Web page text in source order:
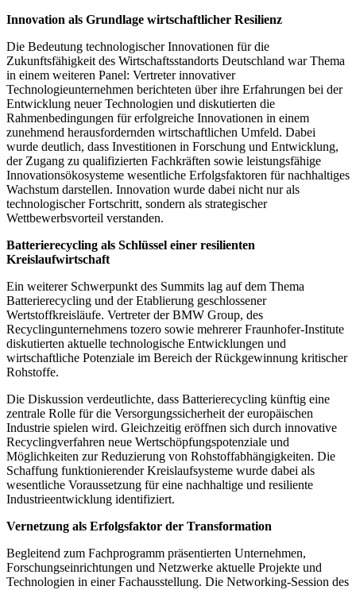
Innovation als Grundlage wirtschaftlicher Resilienz
Die Bedeutung technologischer Innovationen für die
Zukunftsfähigkeit des Wirtschaftsstandorts Deutschland war Thema
in einem weiteren Panel: Vertreter innovativer
Technologieunternehmen berichteten über ihre Erfahrungen bei der
Entwicklung neuer Technologien und diskutierten die
Rahmenbedingungen für erfolgreiche Innovationen in einem
zunehmend herausfordernden wirtschaftlichen Umfeld. Dabei
wurde deutlich, dass Investitionen in Forschung und Entwicklung,
der Zugang zu qualifizierten Fachkräften sowie leistungsfähige
Innovationsökosysteme wesentliche Erfolgsfaktoren für nachhaltiges
Wachstum darstellen. Innovation wurde dabei nicht nur als
technologischer Fortschritt, sondern als strategischer
Wettbewerbsvorteil verstanden.
Batterierecycling als Schlüssel einer resilienten
Kreislaufwirtschaft
Ein weiterer Schwerpunkt des Summits lag auf dem Thema
Batterierecycling und der Etablierung geschlossener
Wertstoffkreisläufe. Vertreter der BMW Group, des
Recyclingunternehmens tozero sowie mehrerer Fraunhofer-Institute
diskutierten aktuelle technologische Entwicklungen und
wirtschaftliche Potenziale im Bereich der Rückgewinnung kritischer
Rohstoffe.
Die Diskussion verdeutlichte, dass Batterierecycling künftig eine
zentrale Rolle für die Versorgungssicherheit der europäischen
Industrie spielen wird. Gleichzeitig eröffnen sich durch innovative
Recyclingverfahren neue Wertschöpfungspotenziale und
Möglichkeiten zur Reduzierung von Rohstoffabhängigkeiten. Die
Schaffung funktionierender Kreislaufsysteme wurde dabei als
wesentliche Voraussetzung für eine nachhaltige und resiliente
Industrieentwicklung identifiziert.
Vernetzung als Erfolgsfaktor der Transformation
Begleitend zum Fachprogramm präsentierten Unternehmen,
Forschungseinrichtungen und Netzwerke aktuelle Projekte und
Technologien in einer Fachausstellung. Die Networking-Session des